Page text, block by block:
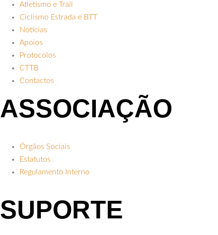
Atletismo e Trail
Ciclismo Estrada e BTT
Notícias
Apoios
Protocolos
CTTB
Contactos
ASSOCIAÇÃO
Órgãos Sociais
Estatutos
Regulamento Interno
SUPORTE